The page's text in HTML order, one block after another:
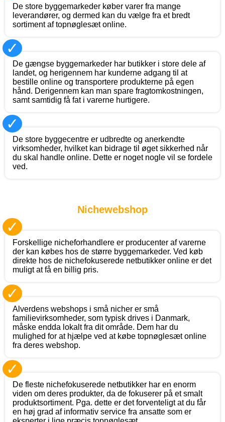
De store byggemarkeder køber varer fra mange
leverandører, og dermed kan du vælge fra et bredt
sortiment af topnøglesæt online.
✓
De gængse byggemarkeder har butikker i store dele af
landet, og herigennem har kunderne adgang til at
bestille online og transportere produkterne på egen
hånd. Derigennem kan man spare fragtomkostningen,
samt samtidig få fat i varerne hurtigere.
✓
De store byggecentre er udbredte og anerkendte
virksomheder, hvilket kan bidrage til øget sikkerhed når
du skal handle online. Dette er noget nogle vil se fordele
ved.
Nichewebshop
✓
Forskellige nicheforhandlere er producenter af varerne
der kan købes hos de større byggemarkeder. Ved køb
direkte hos de nichefokuserede netbutikker online er det
muligt at få en billig pris.
✓
Alverdens webshops i små nicher er små
familievirksomheder, som typisk drives i Danmark,
måske endda lokalt fra dit område. Dem har du
mulighed for at hjælpe ved at købe topnøglesæt online
fra deres webshop.
✓
De fleste nichefokuserede netbutikker har en enorm
viden om deres produkter, da de fokuserer på et smalt
produktsortiment. Pga. dette er det forventeligt at du får
en høj grad af informativ service fra ansatte som er